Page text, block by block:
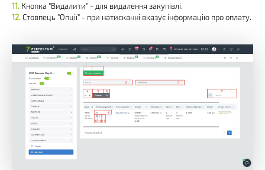
Кнопка "Видалити" - для видалення закупівлі.
Стовпець "Опції" - при натисканні вказує інформацію про оплату.